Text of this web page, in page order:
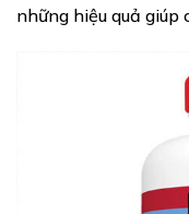
những hiệu quả giúp